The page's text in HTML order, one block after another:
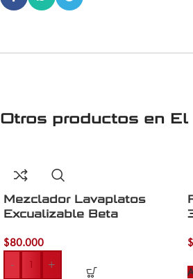
Otros productos en El
Mezclador Lavaplatos
Excualizable Beta
$80.000
-
+
$